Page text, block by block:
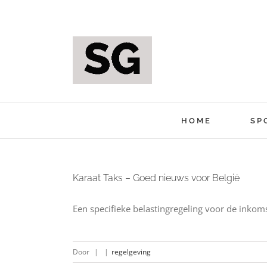
HOME
Karaat Taks – Goed nieuws voor België
Een specifieke belastingregeling voor de
Door | | regelgeving